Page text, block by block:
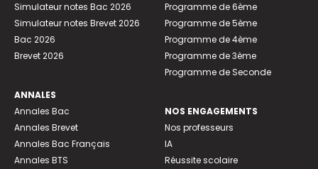
Simulateur notes Bac 2026
Simulateur notes Brevet 2026
Bac 2026
Brevet 2026
ANNALES
Annales Bac
Annales Brevet
Annales Bac Français
Annales BTS
Programme de 6ème
Programme de 5ème
Programme de 4ème
Programme de 3ème
Programme de Seconde
NOS ENGAGEMENTS
Nos professeurs
IA
Réussite scolaire